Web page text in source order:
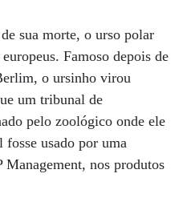
sua morte, o urso polar
Famoso depois de
o ursinho virou
um tribunal de
pelo zoológico onde ele
usado por uma
nos produtos